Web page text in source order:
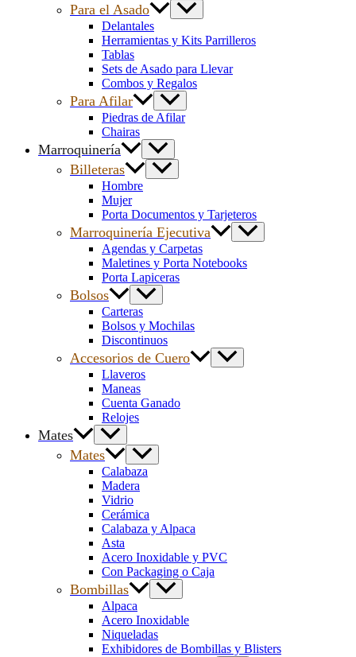
Para el Asado
Delantales
Herramientas y Kits Parrilleros
Tablas
Sets de Asado para Llevar
Combos y Regalos
Para Afilar
Piedras de Afilar
Chairas
Marroquinería
Billeteras
Hombre
Mujer
Porta Documentos y Tarjeteros
Marroquinería Ejecutiva
Agendas y Carpetas
Maletines y Porta Notebooks
Porta Lapiceras
Bolsos
Carteras
Bolsos y Mochilas
Discontinuos
Accesorios de Cuero
Llaveros
Maneas
Cuenta Ganado
Relojes
Mates
Mates
Calabaza
Madera
Vidrio
Cerámica
Calabaza y Alpaca
Asta
Acero Inoxidable y PVC
Con Packaging o Caja
Bombillas
Alpaca
Acero Inoxidable
Niqueladas
Exhibidores de Bombillas y Blisters